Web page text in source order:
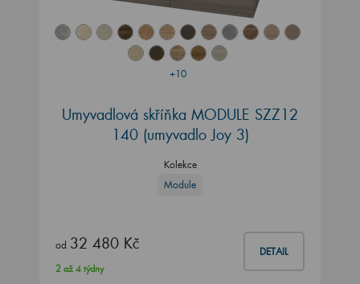
+10
Umyvadlová skříňka MODULE SZZ12
140 (umyvadlo Joy 3)
Kolekce
Module
od 32 480 Kč DETAIL
2 až 4 týdny